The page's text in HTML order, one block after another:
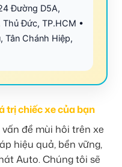
Đường D5A,
Đức, TP.HCM •
Tân Chánh Hiệp,
trị chiếc xe của bạn
đề mùi hôi trên xe
hiệu quả, bền vững,
Auto. Chúng tôi sẽ